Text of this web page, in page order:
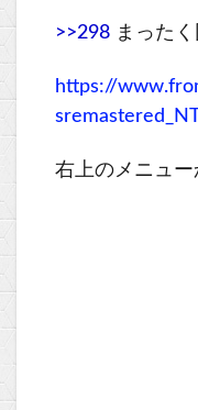
>>298 まった
https://
右上のメニュ